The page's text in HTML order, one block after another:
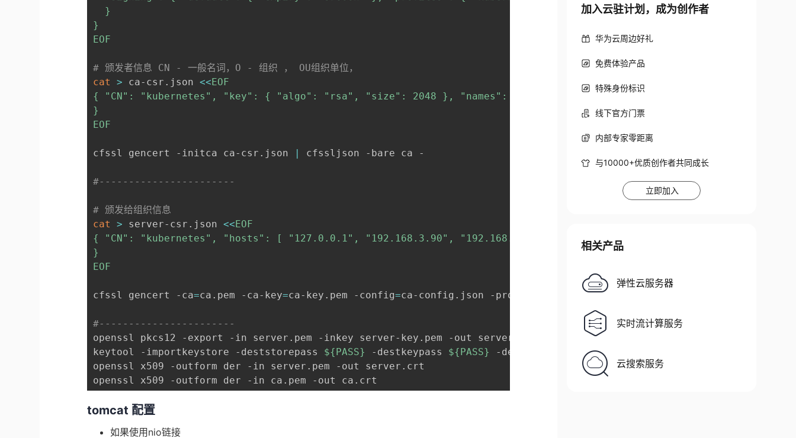
  }
}
EOF
# 颁发者信息 CN - 一般名词，O - 组织 ， OU组织单位，
cat
> ca-csr.json <<EOF
{ "CN": "kubernetes", "key": { "algo": "rsa", "size": 2048 }, "names": [ { "C": "CN", "L": "Beijing", "ST": "Beijing",
}
EOF
cfssl gencert -initca ca-csr.json | cfssljson -bare ca -
#-----------------------
# 颁发给组织信息
cat
> server-csr.json <<EOF
{ "CN": "kubernetes", "hosts": [ "127.0.0.1", "192.168.3.90", "192.168.3.91", "192.168.3.92", "10.10.10.1",
}
EOF
cfssl gencert -ca=ca.pem -ca-key=ca-key.pem -config=ca-config.json -profile kubernetes server-csr.json
#-----------------------
openssl pkcs12 -export -in server.pem -inkey server-key.pem -out server.pk12 -name serverkey -passout pass:
keytool -importkeystore -deststorepass ${PASS} -destkeypass ${PASS}
-destkeystore server.keystore -srckeystore
openssl x509 -outform der -in server.pem -out server.crt
tomcat 配置
如果使用nio链接
加入云驻计划，成为创作者
华为云周边好礼
免费体验产品
特殊身份标识
线下官方门票
内部专家零距离
与10000+优质创作者共同成长
立即加入
相关产品
弹性云服务器
实时流计算服务
云搜索服务